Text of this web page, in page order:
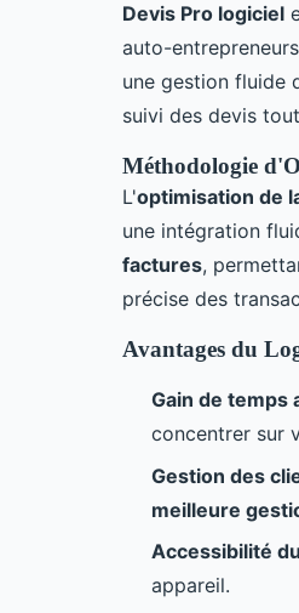
Devis Pro logiciel
auto-
une gestion fluide
suivi des devis
Méthodologie
L'optimisation de
une intégration
factures,
précise des
Avantages du
Gain de temps
concentrer sur
Gestion des
meilleure
Accessibilité
appareil.